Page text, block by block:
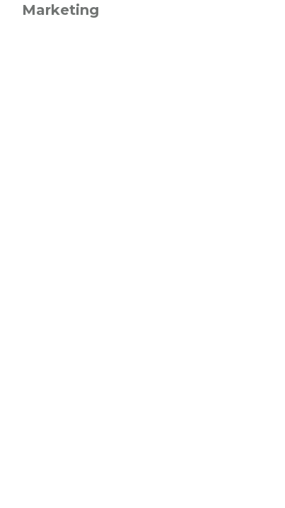
Marketing